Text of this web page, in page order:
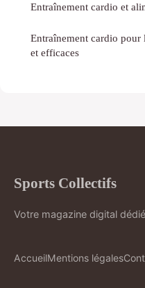
Entraînement cardio et
Entraînement cardio pour
et efficaces
Sports Collectifs
Votre magazine digital
AccueilMentions légales